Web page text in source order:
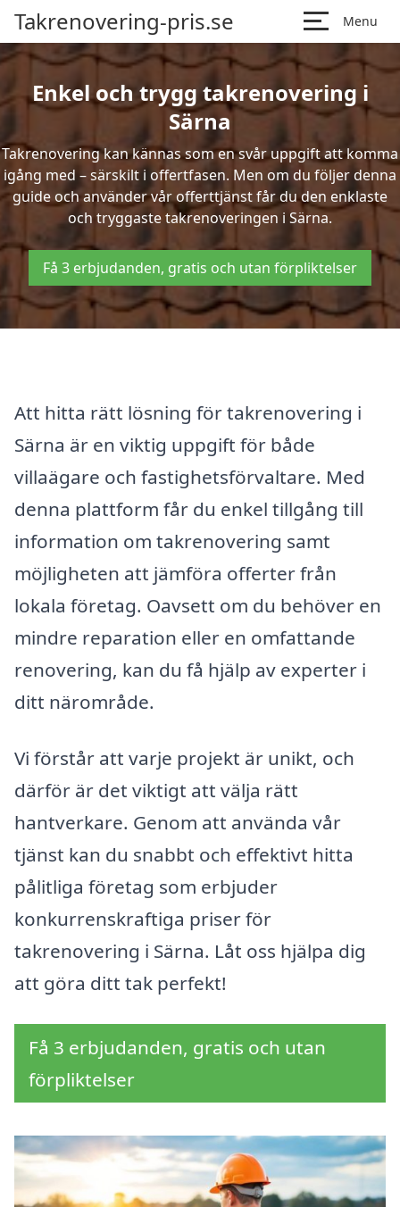
Takrenovering-pris.se Menu
Enkel och trygg takrenovering i
Särna
Takrenovering kan kännas som en svår uppgift att komma
igång med – särskilt i offertfasen. Men om du följer denna
guide och använder vår offerttjänst får du den enklaste
och tryggaste takrenoveringen i Särna.
Få 3 erbjudanden, gratis och utan förpliktelser
Att hitta rätt lösning för takrenovering i
Särna är en viktig uppgift för både
villaägare och fastighetsförvaltare. Med
denna plattform får du enkel tillgång till
information om takrenovering samt
möjligheten att jämföra offerter från
lokala företag. Oavsett om du behöver en
mindre reparation eller en omfattande
renovering, kan du få hjälp av experter i
ditt närområde.
Vi förstår att varje projekt är unikt, och
därför är det viktigt att välja rätt
hantverkare. Genom att använda vår
tjänst kan du snabbt och effektivt hitta
pålitliga företag som erbjuder
konkurrenskraftiga priser för
takrenovering i Särna. Låt oss hjälpa dig
att göra ditt tak perfekt!
Få 3 erbjudanden, gratis och utan
förpliktelser